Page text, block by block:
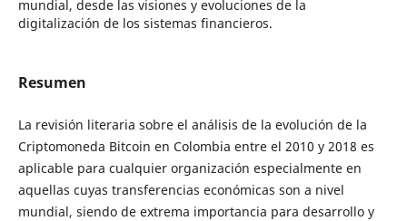
mundial, desde las visiones y evoluciones de la
digitalización de los sistemas financieros.
Resumen
La revisión literaria sobre el análisis de la evolución de la
Criptomoneda Bitcoin en Colombia entre el 2010 y 2018 es
aplicable para cualquier organización especialmente en
aquellas cuyas transferencias económicas son a nivel
mundial, siendo de extrema importancia para desarrollo y